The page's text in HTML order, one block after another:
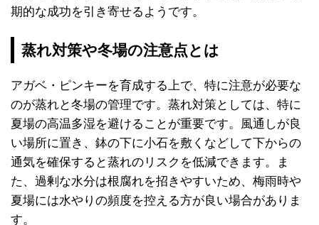
期的な成功を引き寄せるようです。
蒸れ対策や冬場の注意点とは
アガベ・ピンキーを育成する上で、特に注意が必要な
のが蒸れと冬場の管理です。蒸れ対策としては、特に
夏場の高温多湿を避けることが重要です。風通しが良
い場所に置き、鉢の下に小石を敷くなどして下からの
通気を確保すると蒸れのリスクを低減できます。ま
た、過剰な水分は根腐れを招きやすいため、梅雨時や
夏場には水やりの頻度を控える方が良い場合がありま
す。